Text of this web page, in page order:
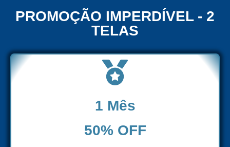
PROMOÇÃO IMPERDÍVEL - 2
TELAS
1 Mês
50% OFF